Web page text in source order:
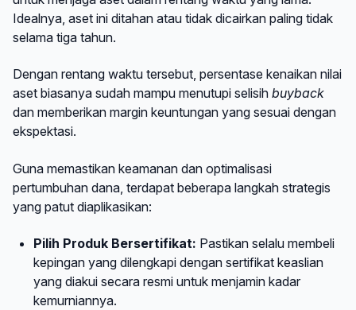
Idealnya, aset ini ditahan atau tidak dicairkan paling tidak
selama tiga tahun.
Dengan rentang waktu tersebut, persentase kenaikan nilai
aset biasanya sudah mampu menutupi selisih buyback
dan memberikan margin keuntungan yang sesuai dengan
ekspektasi.
Guna memastikan keamanan dan optimalisasi
pertumbuhan dana, terdapat beberapa langkah strategis
yang patut diaplikasikan:
Pilih Produk Bersertifikat: Pastikan selalu membeli
kepingan yang dilengkapi dengan sertifikat keaslian
yang diakui secara resmi untuk menjamin kadar
kemurniannya.